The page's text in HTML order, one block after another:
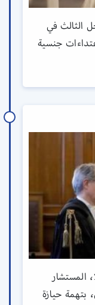
الثالث في
جنسية
المستشار
بتهمة حيازة